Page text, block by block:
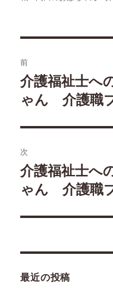
稿
ナ
ビ
ゲ
ー
シ
ン
前
過
去
投
稿:
介護福祉士へ
ゃん 介護職
次
次
の
稿:
介護福祉士へ
ゃん 介護職
最近の投稿